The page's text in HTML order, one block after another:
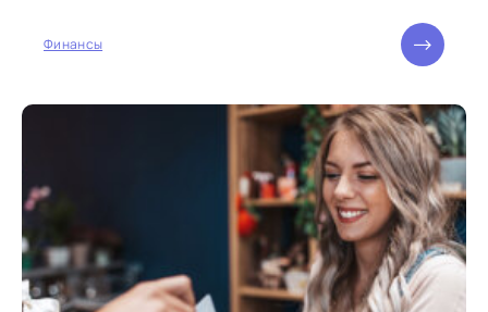
Финансы